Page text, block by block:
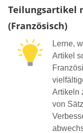
Teilungsartikel
(Französisch)
Lerne,
Artikel
Artikeln
von